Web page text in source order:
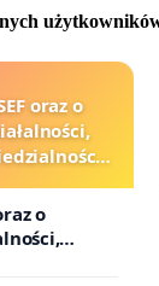
Zarządu
oraz o
o